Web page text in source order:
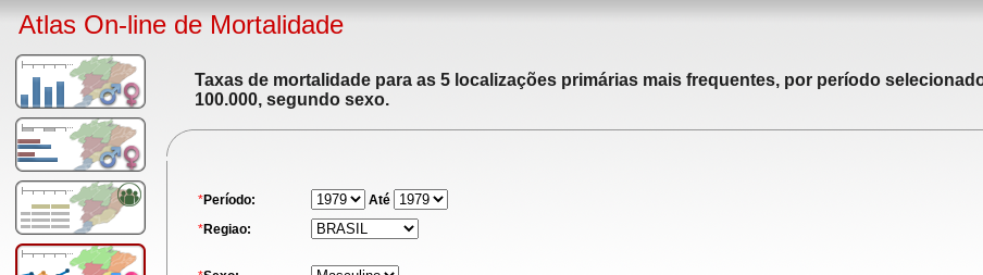
Atlas On-line de Mortalidade
Taxas de mortalidade para as 5 localizações primárias mais frequentes, por período
100.000, segundo sexo.
*Período:
Até
*Regiao: